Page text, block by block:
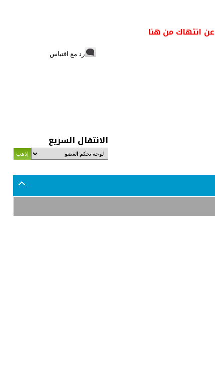
عن انتهاك من هنا
رد مع اقتباس
الانتقال السريع